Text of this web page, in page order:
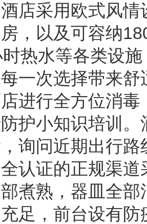
店采用欧式风
，以及可容纳
热水等各类设
一次选择带来
进行全方位消
护小知识培训
询问近期出行
认证的正规渠
煮熟，器皿全
足，前台设有